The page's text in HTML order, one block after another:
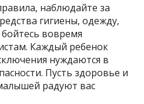
наблюдайте за
гигиены, одежду,
вовремя
Каждый ребенок
нуждаются в
Пусть здоровье и
радуют вас